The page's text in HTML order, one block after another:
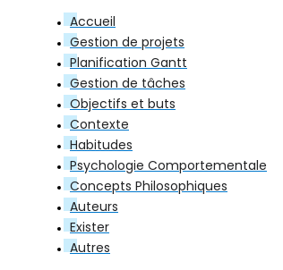
Accueil
Gestion de projets
Planification Gantt
Gestion de tâches
Objectifs et buts
Contexte
Habitudes
Psychologie Comportementale
Concepts Philosophiques
Auteurs
Exister
Autres